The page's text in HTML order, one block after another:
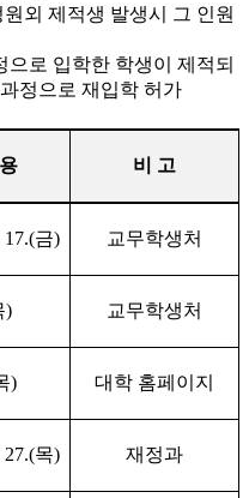
외 제적생 발생시 그 인원
으로 입학한 학생이 제적되
정으로 재입학 허가
비 고
17.(금) 교무학생처
) 교무학생처
) 대학 홈페이지
27.(목) 재정과